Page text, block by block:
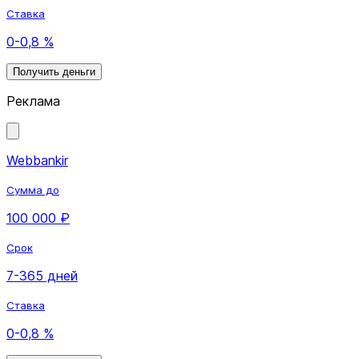
Ставка
0-0,8 %
Получить деньги
Реклама
Webbankir
Сумма до
100 000 ₽
Срок
7-365 дней
Ставка
0-0,8 %